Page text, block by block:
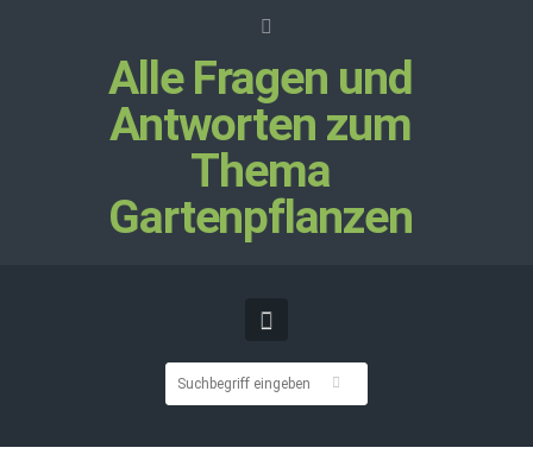
Alle Fragen und
Antworten zum
Thema
Gartenpflanzen